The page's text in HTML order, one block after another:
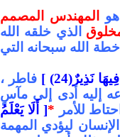
المهندس المصمم
الذي خلقه الله
الله سبحانه التي
نَذِيرٌ(24) ]
فاطر ،
إليه أدى إلى مآسٍ
للأمر *[ أَلَا يَعْلَمُ
ليؤدي المهمة